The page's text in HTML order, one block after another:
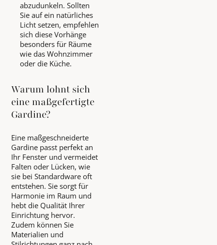
abzudunkeln. Sollten
Sie auf ein natürliches
Licht setzen, empfehlen
sich diese Vorhänge
besonders für Räume
wie das Wohnzimmer
oder die Küche.
Warum lohnt sich
eine maßgefertigte
Gardine?
Eine maßgeschneiderte
Gardine passt perfekt an
Ihr Fenster und vermeidet
Falten oder Lücken, wie
sie bei Standardware oft
entstehen. Sie sorgt für
Harmonie im Raum und
hebt die Qualität Ihrer
Einrichtung hervor.
Zudem können Sie
Materialien und